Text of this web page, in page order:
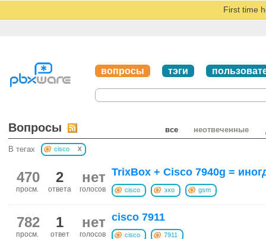
First time
вопросы тэги
все неотвеченные
Вопросы
В тегах cisco x
нет
голосов
2
ответа
470
просм.
TrixBox + Cisco 7940g =
cisco эхо gsm
нет
голосов
1
ответ
782
просм.
cisco 7911
cisco 7911